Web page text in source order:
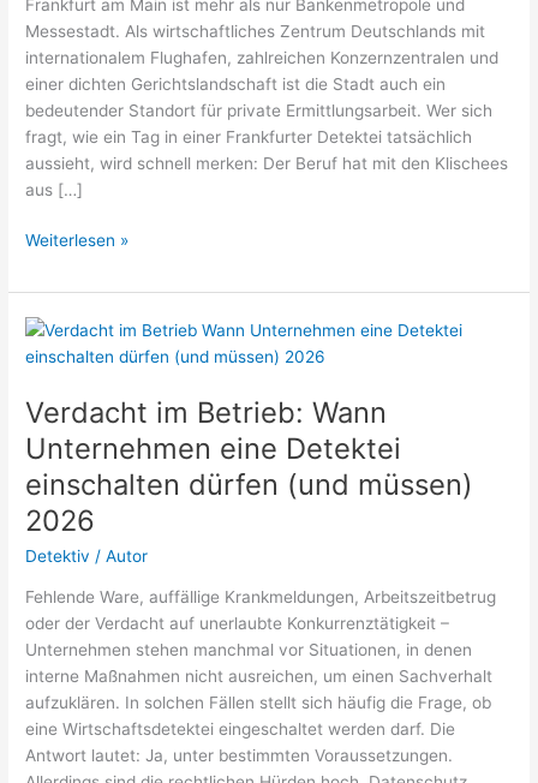
Frankfurt am Main ist mehr als nur Bankenmetropole und
Messestadt. Als wirtschaftliches Zentrum Deutschlands mit
internationalem Flughafen, zahlreichen Konzernzentralen und
einer dichten Gerichtslandschaft ist die Stadt auch ein
bedeutender Standort für private Ermittlungsarbeit. Wer sich
fragt, wie ein Tag in einer Frankfurter Detektei tatsächlich
aussieht, wird schnell merken: Der Beruf hat mit den Klischees
aus […]
Arbeitsalltag
Privatdetektei
in
Frankfurt
Main
2026
Weiterlesen »
Verdacht im Betrieb: Wann
Unternehmen eine Detektei
einschalten dürfen (und müssen)
2026
Detektiv /Autor
Fehlende Ware, auffällige Krankmeldungen, Arbeitszeitbetrug
oder der Verdacht auf unerlaubte Konkurrenztätigkeit –
Unternehmen stehen manchmal vor Situationen, in denen
interne Maßnahmen nicht ausreichen, um einen Sachverhalt
aufzuklären. In solchen Fällen stellt sich häufig die Frage, ob
eine Wirtschaftsdetektei eingeschaltet werden darf. Die
Antwort lautet: Ja, unter bestimmten Voraussetzungen.